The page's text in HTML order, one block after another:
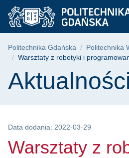
Przejdź
do
menu
Przejdź
do
wyszukiwarki
Przejdź
do
treści
Warsztaty
Ścieżka
Politechnika Gdańska
Politechnika
Warsztaty z robotyki i
Treść strony
Aktualności
Data dodania: 2022-03-29
Warsztaty z